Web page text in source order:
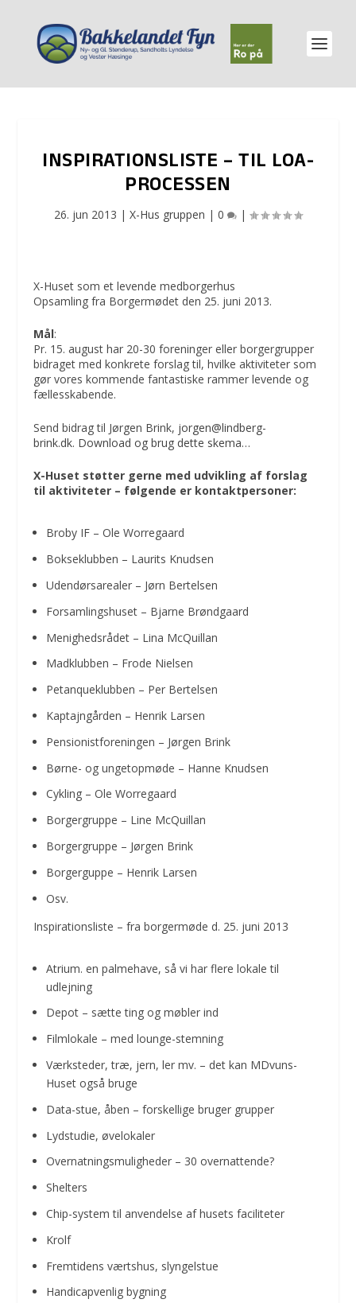
INSPIRATIONSLISTE – TIL LOA-
PROCESSEN
26. jun 2013 | X-Hus gruppen | 0 |
X-Huset som et levende medborgerhus
Opsamling fra Borgermødet den 25. juni 2013.
Mål:
Pr. 15. august har 20-30 foreninger eller borgergrupper
bidraget med konkrete forslag til, hvilke aktiviteter som
gør vores kommende fantastiske rammer levende og
fællesskabende.
Send bidrag til Jørgen Brink, jorgen@lindberg-
brink.dk. Download og brug dette skema…
X-Huset støtter gerne med udvikling af forslag
til aktiviteter – følgende er kontaktpersoner:
Broby IF – Ole Worregaard
Bokseklubben – Laurits Knudsen
Udendørsarealer – Jørn Bertelsen
Forsamlingshuset – Bjarne Brøndgaard
Menighedsrådet – Lina McQuillan
Madklubben – Frode Nielsen
Petanqueklubben – Per Bertelsen
Kaptajngården – Henrik Larsen
Pensionistforeningen – Jørgen Brink
Børne- og ungetopmøde – Hanne Knudsen
Cykling – Ole Worregaard
Borgergruppe – Line McQuillan
Borgergruppe – Jørgen Brink
Borgerguppe – Henrik Larsen
Osv.
Inspirationsliste – fra borgermøde d. 25. juni 2013
Atrium. en palmehave, så vi har flere lokale til
udlejning
Depot – sætte ting og møbler ind
Filmlokale – med lounge-stemning
Værksteder, træ, jern, ler mv. – det kan MDvuns-
Huset også bruge
Data-stue, åben – forskellige bruger grupper
Lydstudie, øvelokaler
Overnatningsmuligheder – 30 overnattende?
Shelters
Chip-system til anvendelse af husets faciliteter
Krolf
Fremtidens værtshus, slyngelstue
Handicapvenlig bygning